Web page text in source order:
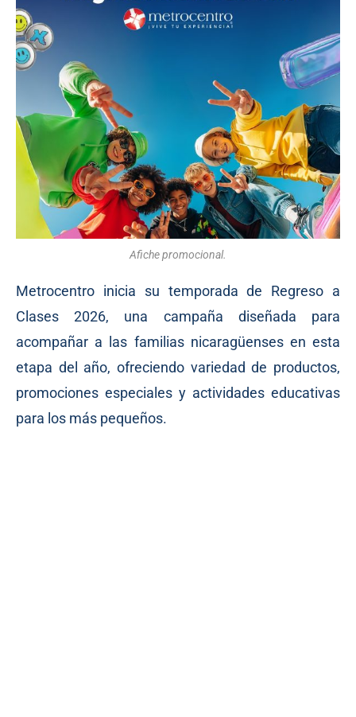
Afiche promocional.
Metrocentro inicia su temporada de Regreso a
Clases 2026, una campaña diseñada para
acompañar a las familias nicaragüenses en esta
etapa del año, ofreciendo variedad de productos,
promociones especiales y actividades educativas
para los más pequeños.